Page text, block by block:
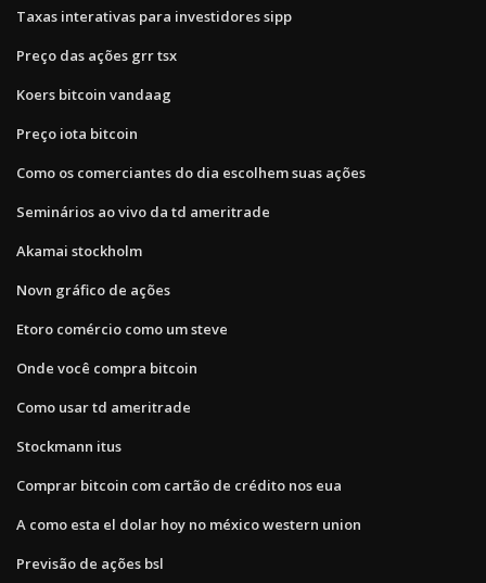
Taxas interativas para investidores sipp
Preço das ações grr tsx
Koers bitcoin vandaag
Preço iota bitcoin
Como os comerciantes do dia escolhem suas ações
Seminários ao vivo da td ameritrade
Akamai stockholm
Novn gráfico de ações
Etoro comércio como um steve
Onde você compra bitcoin
Como usar td ameritrade
Stockmann itus
Comprar bitcoin com cartão de crédito nos eua
A como esta el dolar hoy no méxico western union
Previsão de ações bsl